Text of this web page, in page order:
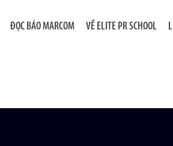
ĐỌC BÁO MARCOM VỀ ELITE PR SCHOOL